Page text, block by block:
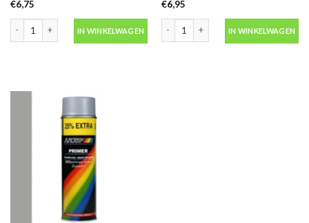
€6,75
IN WINKELWAGEN
€6,95
IN WINKELWAGEN